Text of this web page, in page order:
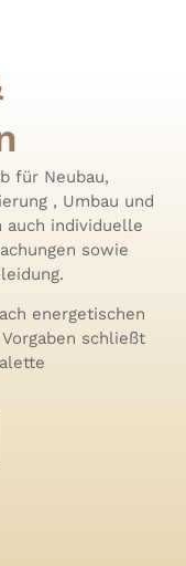
für Neubau,
, Umbau und
auch individuelle
sowie
energetischen
schließt